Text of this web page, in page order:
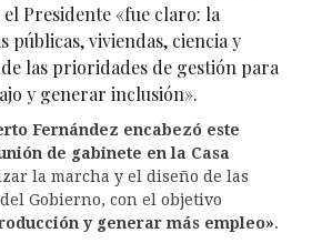
Presidente «fue claro: la
públicas, viviendas, ciencia y
las prioridades de gestión para
y generar inclusión».
Fernández encabezó este
de gabinete en la Casa
la marcha y el diseño de las
Gobierno, con el objetivo
y generar más empleo».